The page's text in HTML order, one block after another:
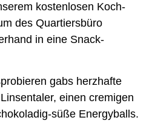
kostenlosen Koch-
des Quartiersbüro
in eine Snack-
gabs herzhafte
einen cremigen
süße Energyballs.